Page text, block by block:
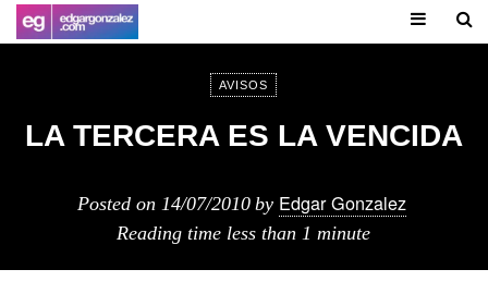
AVISOS
LA TERCERA ES LA VENCIDA
Posted on 14/07/2010 by Edgar Gonzalez
Reading time less than 1 minute